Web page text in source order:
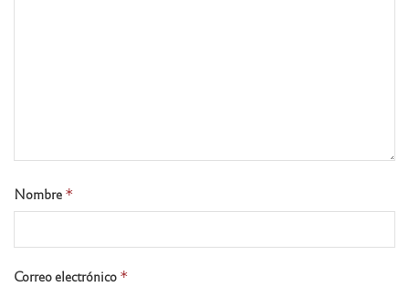
Nombre *
Correo electrónico *